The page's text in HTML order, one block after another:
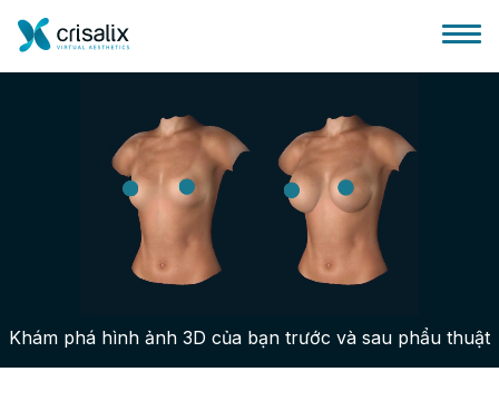
Bác sĩ phẫu thuật
Nền tảng kinh doanh 3D
Gói
Khám phá hình ảnh 3D của bạn trước và sau phẩu thuật